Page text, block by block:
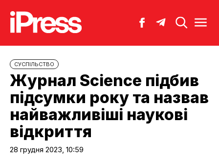
CУСПІЛЬСТВО
Журнал Science підбив
підсумки року та назвав
найважливіші наукові
відкриття
28 грудня 2023, 10:59